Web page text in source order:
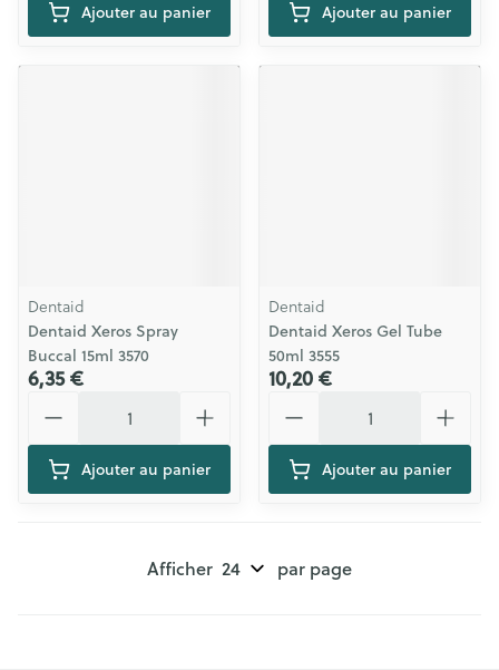
Ajouter au panier Ajouter au panier
Dentaid
Dentaid Xeros Spray
Buccal 15ml 3570
6,35 €
Ajouter au panier
Dentaid
Dentaid Xeros Gel Tube
50ml 3555
10,20 €
Ajouter au panier
Afficher par page